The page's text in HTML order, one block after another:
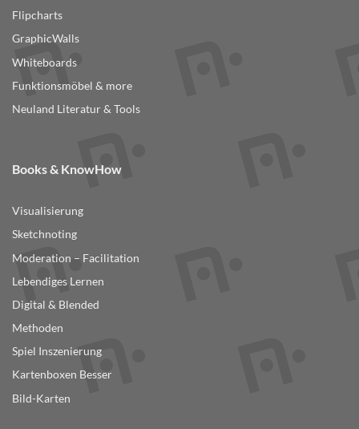
Flipcharts
GraphicWalls
Whiteboards
Funktionsmöbel & more
Neuland Literatur & Tools
Books & KnowHow
Visualisierung
Sketchnoting
Moderation – Facilitation
Lebendiges Lernen
Digital & Blended
Methoden
Spiel Inszenierung
Kartenboxen Besser
Bild-Karten